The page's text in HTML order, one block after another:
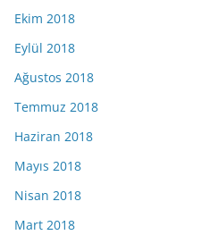
Ekim 2018
Eylül 2018
Ağustos 2018
Temmuz 2018
Haziran 2018
Mayıs 2018
Nisan 2018
Mart 2018